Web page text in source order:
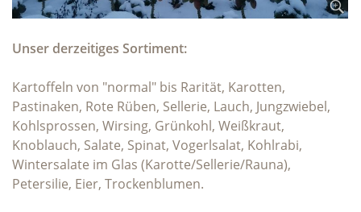
Unser derzeitiges Sortiment:
Kartoffeln von "normal" bis Rarität, Karotten,
Pastinaken, Rote Rüben, Sellerie, Lauch, Jungzwiebel,
Kohlsprossen, Wirsing, Grünkohl, Weißkraut,
Knoblauch, Salate, Spinat, Vogerlsalat, Kohlrabi,
Wintersalate im Glas (Karotte/Sellerie/Rauna),
Petersilie, Eier, Trockenblumen.